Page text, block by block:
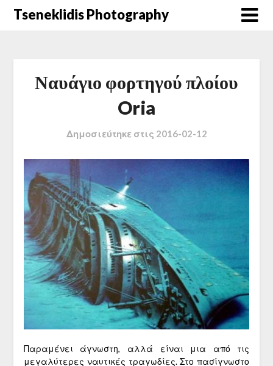
Μετάβαση
Tseneklidis Photography
Ναυάγιο φορτηγού πλοίου
Oria
Δημοσιεύτηκε στις 2016-02-12
Παραμένει άγνωστη, αλλά είναι μια από τις
μεγαλύτερες ναυτικές τραγωδίες. Στο πασίγνωστο